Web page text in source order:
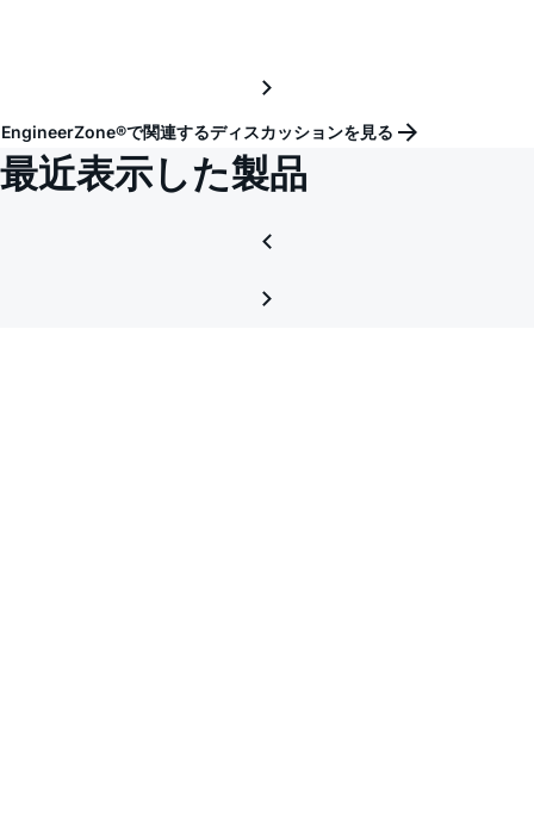
EngineerZone®で関連するディスカッションを見る
最近表示した製品